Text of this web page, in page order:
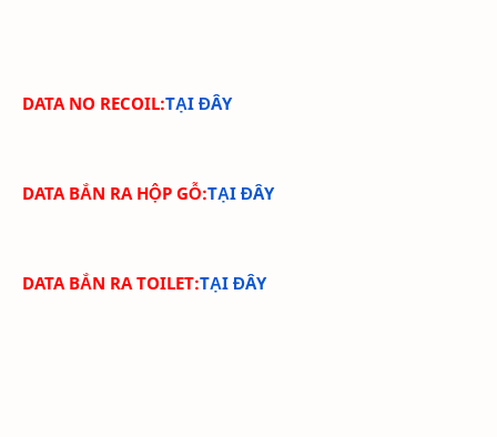
DATA NO RECOIL:TẠI ĐÂY
DATA BẮN RA HỘP GỖ:TẠI ĐÂY
DATA BẮN RA TOILET:TẠI ĐÂY